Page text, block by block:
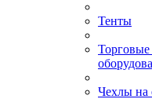
Тенты
Чехлы на